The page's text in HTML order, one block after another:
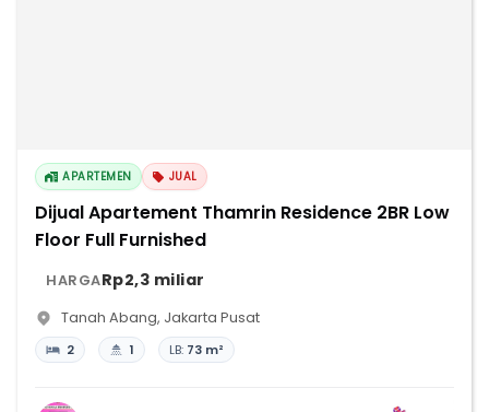
APARTEMEN JUAL
Dijual Apartement Thamrin Residence 2BR Low
Floor Full Furnished
HARGARp2,3 miliar
Tanah Abang, Jakarta Pusat
2 1 LB: 73 m²